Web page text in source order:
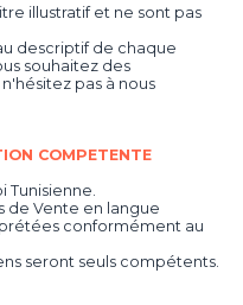
illustratif et ne sont pas
descriptif de chaque
souhaitez des
pas à nous
COMPETENTE
Tunisienne.
de Vente en langue
conformément au
seront seuls compétents.